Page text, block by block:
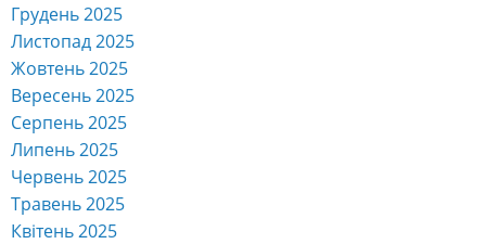
Грудень 2025
Листопад 2025
Жовтень 2025
Вересень 2025
Серпень 2025
Липень 2025
Червень 2025
Травень 2025
Квітень 2025